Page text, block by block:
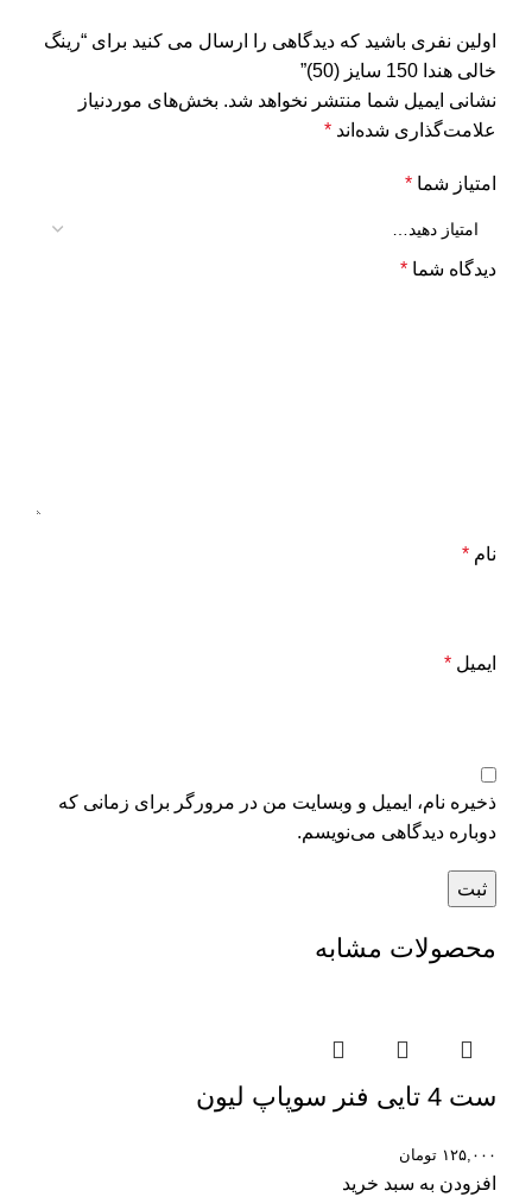
اولین نفری باشید که دیدگاهی را ارسال می کنید برای “رینگ
خالی هندا 150 سایز (50)”
نشانی ایمیل شما منتشر نخواهد شد. بخش‌های موردنیاز
علامت‌گذاری شده‌اند *
امتیاز شما *
دیدگاه شما *
نام *
ایمیل *
ذخیره نام، ایمیل و وبسایت من در مرورگر برای زمانی که
دوباره دیدگاهی می‌نویسم.
محصولات مشابه
ست 4 تایی فنر سوپاپ لیون
۱۲۵,۰۰۰ تومان
افزودن به سبد خرید